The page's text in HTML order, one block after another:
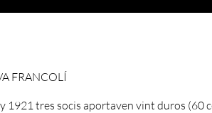
FRANCOLÍ
1921 tres socis aportaven vint duros (60